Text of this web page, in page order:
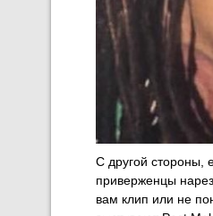
С другой стороны,
приверженцы
вам клип или не